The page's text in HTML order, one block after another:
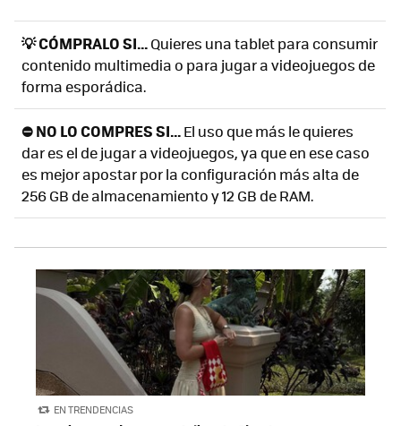
💡 CÓMPRALO SI...Quieres una tablet para consumir
contenido multimedia o para jugar a videojuegos de
forma esporádica.
⛔ NO LO COMPRES SI...El uso que más le quieres
dar es el de jugar a videojuegos, ya que en ese caso
es mejor apostar por la configuración más alta de
256 GB de almacenamiento y 12 GB de RAM.
EN TRENDENCIAS